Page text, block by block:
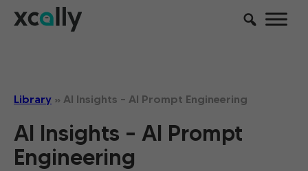
Library » AI Insights – Al Prompt Engineering
AI Insights – Al Prompt
Engineering